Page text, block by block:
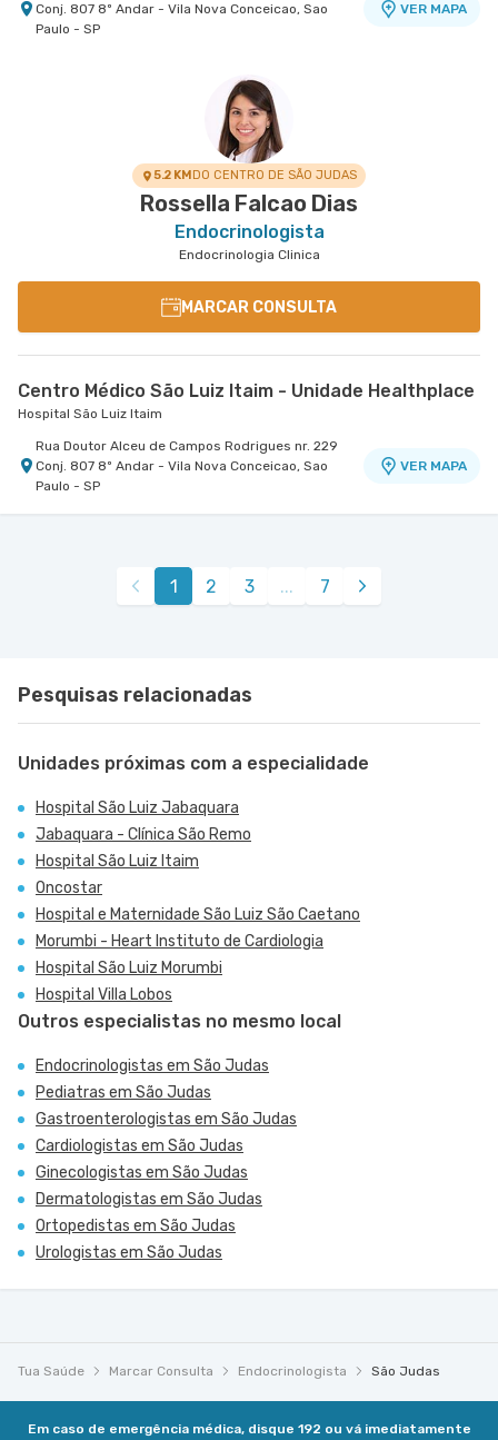
Conj. 807 8º Andar - Vila Nova Conceicao, Sao
Paulo - SP
VER MAPA
5.2 KMDO CENTRO DE SÃO JUDAS
Rossella Falcao Dias
Endocrinologista
Endocrinologia Clinica
MARCAR CONSULTA
Centro Médico São Luiz Itaim - Unidade Healthplace
Hospital São Luiz Itaim
Rua Doutor Alceu de Campos Rodrigues nr. 229
Conj. 807 8º Andar - Vila Nova Conceicao, Sao
Paulo - SP
VER MAPA
1 2 3 ... 7
Pesquisas relacionadas
Unidades próximas com a especialidade
Hospital São Luiz Jabaquara
Jabaquara - Clínica São Remo
Hospital São Luiz Itaim
Oncostar
Hospital e Maternidade São Luiz São Caetano
Morumbi - Heart Instituto de Cardiologia
Hospital São Luiz Morumbi
Hospital Villa Lobos
Outros especialistas no mesmo local
Endocrinologistas em São Judas
Pediatras em São Judas
Gastroenterologistas em São Judas
Cardiologistas em São Judas
Ginecologistas em São Judas
Dermatologistas em São Judas
Ortopedistas em São Judas
Urologistas em São Judas
Tua Saúde Marcar Consulta Endocrinologista São Judas
Em caso de emergência médica, disque 192 ou vá imediatamente